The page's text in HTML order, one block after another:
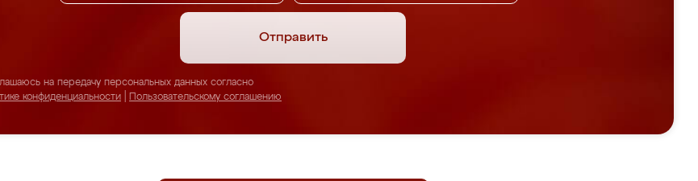
Отправить
на передачу персональных данных согласно
конфиденциальности
Пользовательскому соглашению